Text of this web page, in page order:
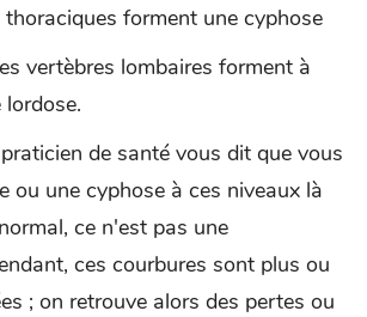
thoraciques forment une cyphose
vertèbres lombaires forment à
de santé vous dit que vous
ou une cyphose à ces niveaux là
ce n'est pas une
ces courbures sont plus ou
; on retrouve alors des pertes ou